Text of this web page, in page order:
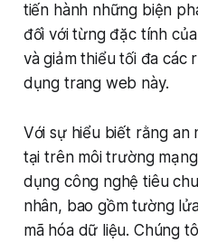
tiến hành những biện
đối với từng đặc tính
và giảm thiểu tối đa các
dụng trang web này.
Với sự hiểu biết rằng an
tại trên môi trường
dụng công nghệ tiêu
nhân, bao gồm tường
mã hóa dữ liệu. Chúng